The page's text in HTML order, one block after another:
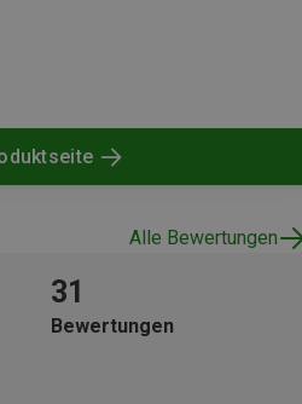
Alle Bewertungen
31
Bewertungen